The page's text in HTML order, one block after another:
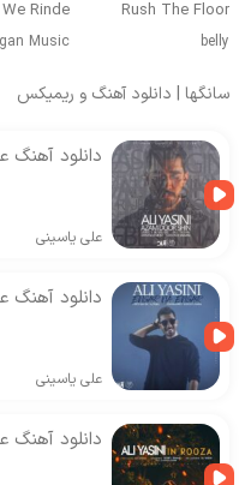
Rush The Floor
belly
Rinde
Music
سانگها | دانلود آهنگ و ریمیکس
دانلود آهنگ
علی یاسینی
دانلود آهنگ
علی یاسینی
دانلود آهنگ